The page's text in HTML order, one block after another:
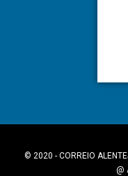
© 2020 - CORREIO
@